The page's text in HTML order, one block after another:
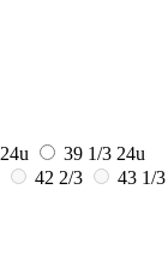
24u 39 1/3 24u
42 2/3
43 1/3